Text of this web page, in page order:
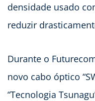
densidade usado
reduzir
Durante o
novo cabo óptico
“Tecnologia